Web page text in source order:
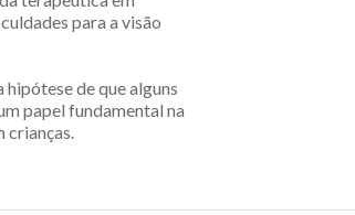
para a visão
de que alguns
papel fundamental na
crianças.